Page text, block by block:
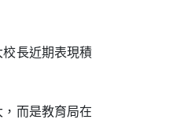
長近期表現積
而是教育局在